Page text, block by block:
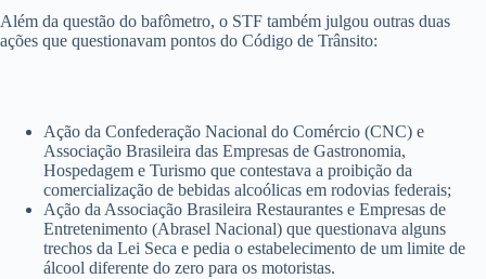
Além da questão do bafômetro, o STF também julgou outras duas
ações que questionavam pontos do Código de Trânsito:
Ação da Confederação Nacional do Comércio (CNC) e
Associação Brasileira das Empresas de Gastronomia,
Hospedagem e Turismo que contestava a proibição da
comercialização de bebidas alcoólicas em rodovias federais;
Ação da Associação Brasileira Restaurantes e Empresas de
Entretenimento (Abrasel Nacional) que questionava alguns
trechos da Lei Seca e pedia o estabelecimento de um limite de
álcool diferente do zero para os motoristas.